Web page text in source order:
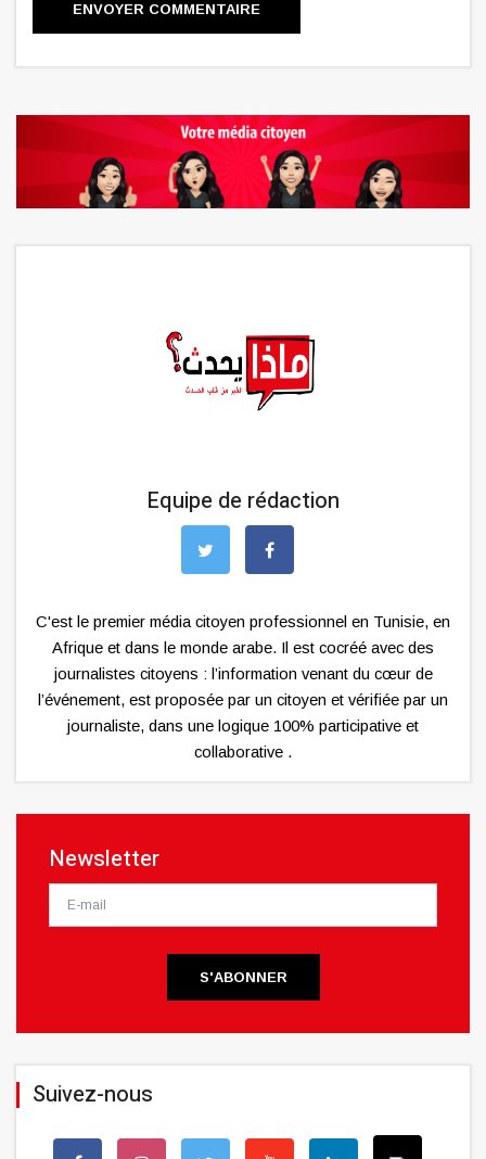
ENVOYER COMMENTAIRE
Equipe de rédaction
C'est le premier média citoyen professionnel en Tunisie, en
Afrique et dans le monde arabe. Il est cocréé avec des
journalistes citoyens : l’information venant du cœur de
l’événement, est proposée par un citoyen et vérifiée par un
journaliste, dans une logique 100% participative et
collaborative .
Newsletter
S'ABONNER
Suivez-nous